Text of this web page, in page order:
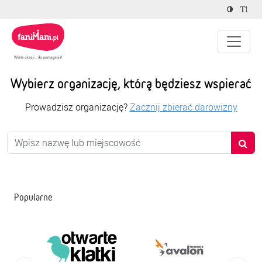
Wybierz organizację, którą będziesz wspierać
Prowadzisz organizację?Zacznij zbierać darowizny
Popularne